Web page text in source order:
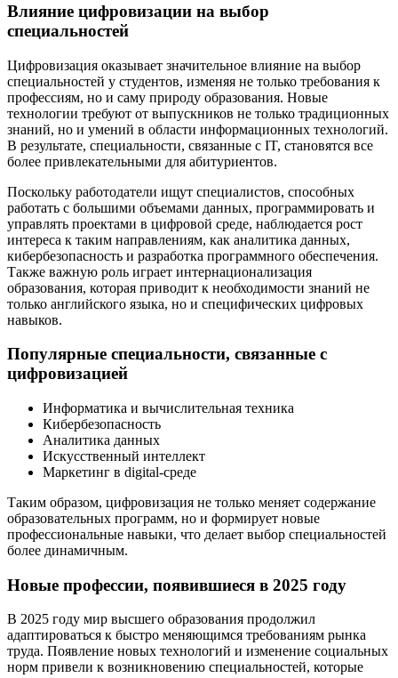
Влияние цифровизации на выбор
специальностей
Цифровизация оказывает значительное влияние на выбор
специальностей у студентов, изменяя не только требования к
профессиям, но и саму природу образования. Новые
технологии требуют от выпускников не только традиционных
знаний, но и умений в области информационных технологий.
В результате, специальности, связанные с IT, становятся все
более привлекательными для абитуриентов.
Поскольку работодатели ищут специалистов, способных
работать с большими объемами данных, программировать и
управлять проектами в цифровой среде, наблюдается рост
интереса к таким направлениям, как аналитика данных,
кибербезопасность и разработка программного обеспечения.
Также важную роль играет интернационализация
образования, которая приводит к необходимости знаний не
только английского языка, но и специфических цифровых
навыков.
Популярные специальности, связанные с
цифровизацией
Информатика и вычислительная техника
Кибербезопасность
Аналитика данных
Искусственный интеллект
Маркетинг в digital-среде
Таким образом, цифровизация не только меняет содержание
образовательных программ, но и формирует новые
профессиональные навыки, что делает выбор специальностей
более динамичным.
Новые профессии, появившиеся в 2025 году
В 2025 году мир высшего образования продолжил
адаптироваться к быстро меняющимся требованиям рынка
труда. Появление новых технологий и изменение социальных
норм привели к возникновению специальностей, которые